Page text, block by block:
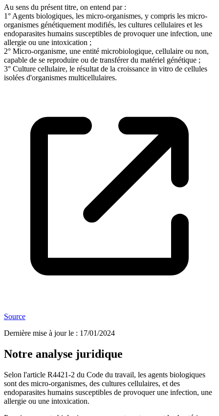
Au sens du présent titre, on entend par :
1° Agents biologiques, les micro-organismes, y compris les micro-
organismes génétiquement modifiés, les cultures cellulaires et les
endoparasites humains susceptibles de provoquer une infection, une
allergie ou une intoxication ;
2° Micro-organisme, une entité microbiologique, cellulaire ou non,
capable de se reproduire ou de transférer du matériel génétique ;
3° Culture cellulaire, le résultat de la croissance in vitro de cellules
isolées d'organismes multicellulaires.
Source
Dernière mise à jour le : 17/01/2024
Notre analyse juridique
Selon l'article R4421-2 du Code du travail, les agents biologiques
sont des micro-organismes, des cultures cellulaires, et des
endoparasites humains susceptibles de provoquer une infection, une
allergie ou une intoxication.